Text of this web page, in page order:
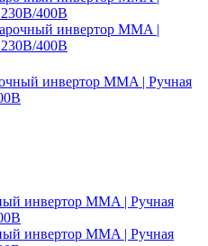
инвертор MMA | Ручная